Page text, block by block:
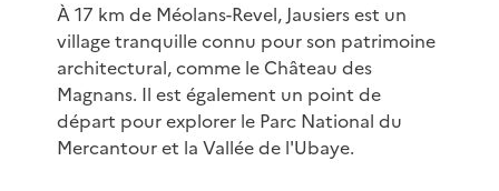
À 17 km de Méolans-Revel, Jausiers est un
village tranquille connu pour son patrimoine
architectural, comme le Château des
Magnans. Il est également un point de
départ pour explorer le Parc National du
Mercantour et la Vallée de l'Ubaye.